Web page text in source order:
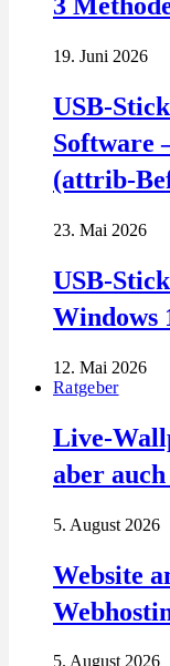
3
19. Juni 2026
USB-
Software
(attrib-
23. Mai 2026
USB-
Windows
12. Mai 2026
Ratgeber
Live-
aber
5. August 2026
Website
5. August 2026